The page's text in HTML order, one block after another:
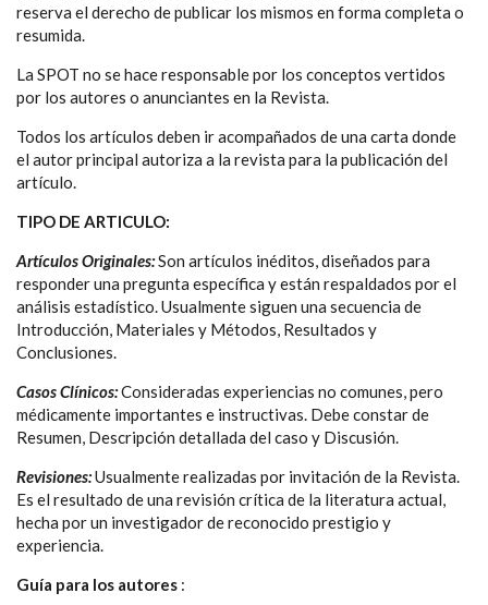
reserva el derecho de publicar los mismos en forma completa o
resumida.
La SPOT no se hace responsable por los conceptos vertidos
por los autores o anunciantes en la Revista.
Todos los artículos deben ir acompañados de una carta donde
el autor principal autoriza a la revista para la publicación del
artículo.
TIPO DE ARTICULO:
Artículos Originales:Son artículos inéditos, diseñados para
responder una pregunta específica y están respaldados por el
análisis estadístico. Usualmente siguen una secuencia de
Introducción, Materiales y Métodos, Resultados y
Conclusiones.
Casos Clínicos:Consideradas experiencias no comunes, pero
médicamente importantes e instructivas. Debe constar de
Resumen, Descripción detallada del caso y Discusión.
Revisiones:Usualmente realizadas por invitación de la Revista.
Es el resultado de una revisión crítica de la literatura actual,
hecha por un investigador de reconocido prestigio y
experiencia.
Guía para los autores :